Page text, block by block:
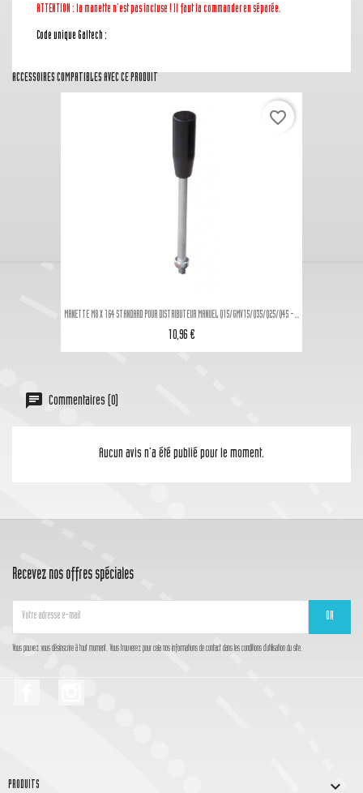
ATTENTION : la manette n'est pas incluse ! Il faut la commander en séparée.
Code unique Galtech :
ACCESSOIRES COMPATIBLES AVEC CE PRODUIT
MANETTE M8 X 164 STANDARD POUR DISTRIBUTEUR MANUEL Q15/GMV15/Q35/Q25/Q45 -...
10,96 €
favorite_border
Commentaires (0)
Aucun avis n'a été publié pour le moment.
Recevez nos offres spéciales
Vous pouvez vous désinscrire à tout moment. Vous trouverez pour cela nos informations de contact dans les conditions d'utilisation du site.
PRODUITS 